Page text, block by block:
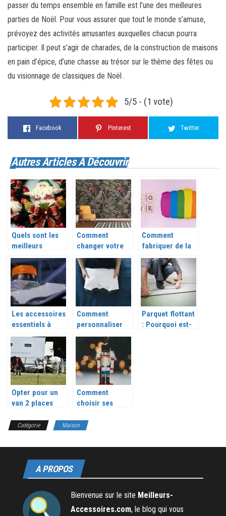
passer du temps ensemble en famille est l’une des meilleures
parties de Noël. Pour vous assurer que tout le monde s’amuse,
prévoyez des activités amusantes auxquelles chacun pourra
participer. Il peut s’agir de charades, de la construction de maisons
en pain d’épice, d’une chasse au trésor sur le thème des fêtes ou
du visionnage de classiques de Noël .
5/5 - (1 vote)
Facebook Pinterest Twitter
Autres Articles À Découvrir
Quels sont les
meilleurs
accessoires
noël ?
Comment
changer votre
papier peint en
toute simplicité
?
Comment
fabriquer de la
pâte à modeler
?
Les accessoires
essentiels à
avoir dans votre
voiture
Comment
personnaliser
ses t-shirt et
textiles en
express ?
Parquet flottant
: Pourquoi est-
Opter pour un
van 2 places
transporter vos
Comment
choisir ses
Catégorie Maison
A PROPOS
Bienvenue sur le site Meilleurs-
Accessoires.com, le blog qui vous